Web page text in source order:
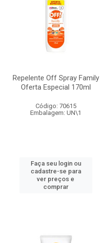
Repelente Off Spray Family
Oferta Especial 170ml
Código: 70615
Embalagem: UN\1
Faça seu login ou
cadastre-se para
ver preços e
comprar